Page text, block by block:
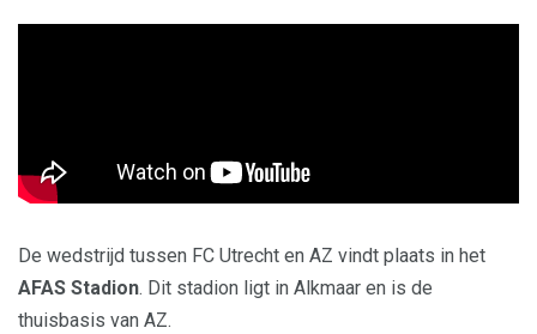
De wedstrijd tussen FC Utrecht en AZ vindt plaats in het
AFAS Stadion. Dit stadion ligt in Alkmaar en is de
thuisbasis van AZ.